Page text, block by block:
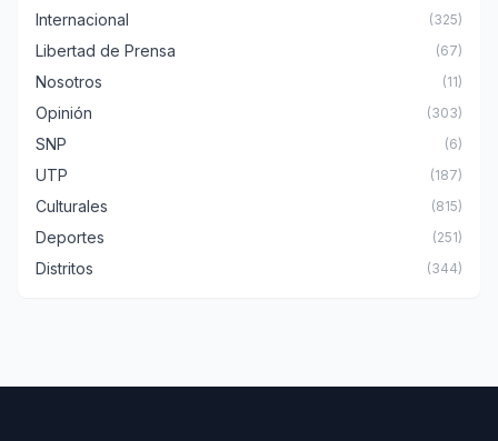
Internacional (325)
Libertad de Prensa (67)
Nosotros (11)
Opinión (303)
SNP (6)
UTP (187)
Culturales (815)
Deportes (251)
Distritos (344)